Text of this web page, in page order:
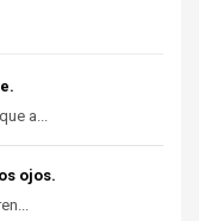
a...
ojos.